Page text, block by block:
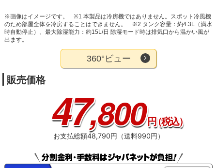
※画像はイメージです。
※1 本製品は冷房機ではありません。スポット冷風機
のため部屋全体を冷房することはできません。
※2 タンク容量：約4.3L（満水
時自動停止）、最大除湿能力：約15L/日 除湿モード時は排気口から温かい風が
出ます。
360°ビュー
販売価格
47,800円（税込）
お支払総額48,790円（送料990円）